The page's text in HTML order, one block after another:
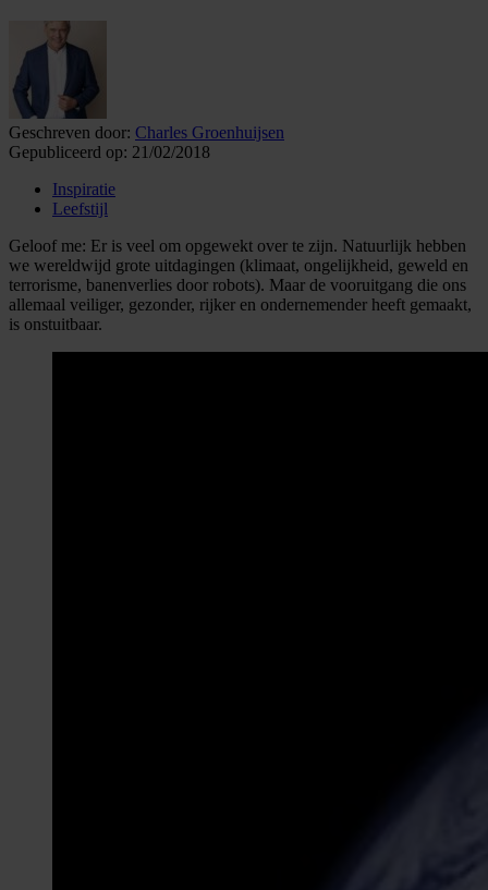
Geschreven door: Charles Groenhuijsen
Gepubliceerd op: 21/02/2018
Inspiratie
Leefstijl
Geloof me: Er is veel om opgewekt over te zijn. Natuurlijk hebben
we wereldwijd grote uitdagingen (klimaat, ongelijkheid, geweld en
terrorisme, banenverlies door robots). Maar de vooruitgang die ons
allemaal veiliger, gezonder, rijker en ondernemender heeft gemaakt,
is onstuitbaar.